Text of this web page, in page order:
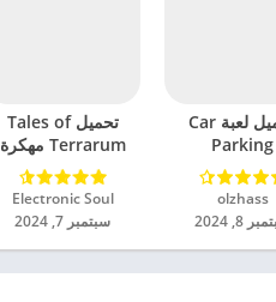
تحميل لعبة Car
Parking
2024olzhass‏
8, 2024
تحميل Tales of
Terrarum مهكرة
للاندرويد 2024
Electronic Soul‏
سبتمبر 7, 2024